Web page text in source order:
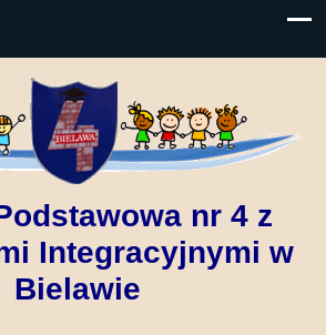
nr 4 z
Integracyjnymi w
Bielawie